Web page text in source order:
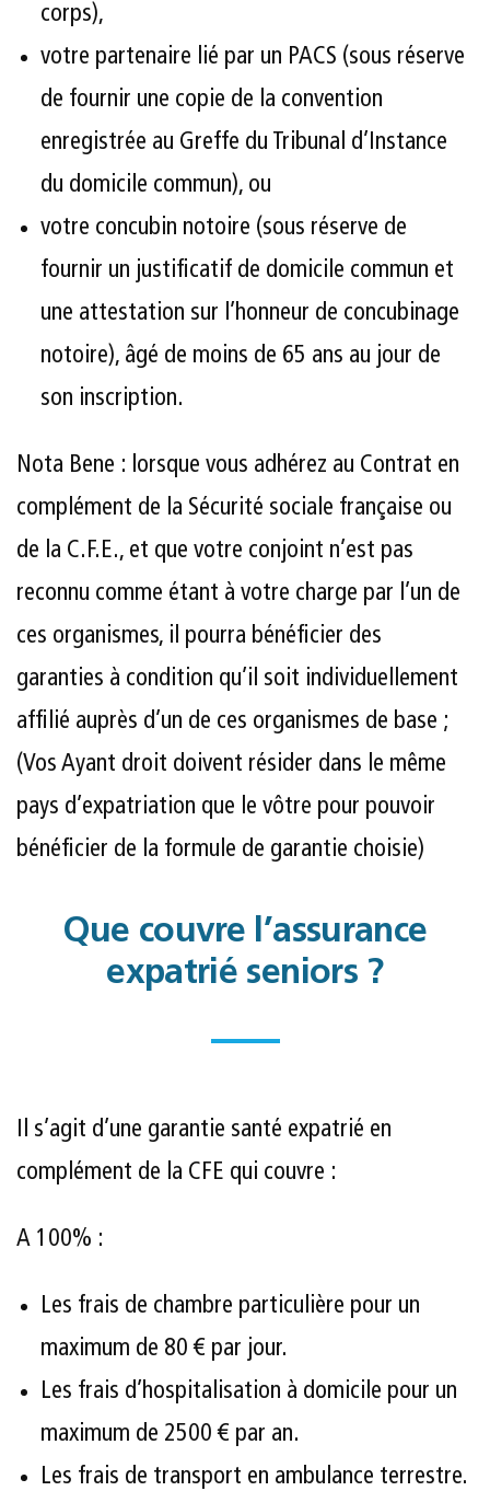
corps),
votre partenaire lié par un PACS (sous réserve
de fournir une copie de la convention
enregistrée au Greffe du Tribunal d’Instance
du domicile commun), ou
votre concubin notoire (sous réserve de
fournir un justificatif de domicile commun et
une attestation sur l’honneur de concubinage
notoire), âgé de moins de 65 ans au jour de
son inscription.
Nota Bene : lorsque vous adhérez au Contrat en
complément de la Sécurité sociale française ou
de la C.F.E., et que votre conjoint n’est pas
reconnu comme étant à votre charge par l’un de
ces organismes, il pourra bénéficier des
garanties à condition qu’il soit individuellement
affilié auprès d’un de ces organismes de base ;
(Vos Ayant droit doivent résider dans le même
pays d’expatriation que le vôtre pour pouvoir
bénéficier de la formule de garantie choisie)
Que couvre l’assurance
expatrié seniors ?
Il s’agit d’une garantie santé expatrié en
complément de la CFE qui couvre :
A 100% :
Les frais de chambre particulière pour un
maximum de 80 € par jour.
Les frais d’hospitalisation à domicile pour un
maximum de 2500 € par an.
Les frais de transport en ambulance terrestre.